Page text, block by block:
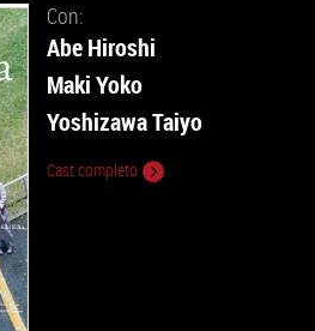
Con:
Abe Hiroshi
Maki Yoko
Yoshizawa Taiyo
Cast completo